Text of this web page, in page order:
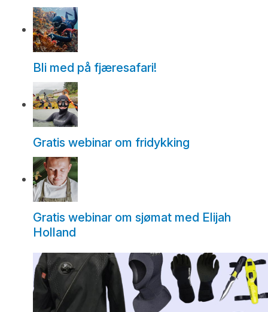
Bli med på fjæresafari!
Gratis webinar om fridykking
Gratis webinar om sjømat med Elijah
Holland